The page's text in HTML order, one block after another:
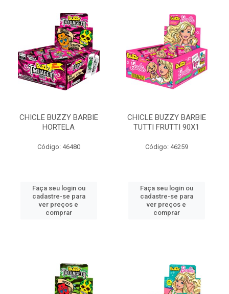
CHICLE BUZZY BARBIE
HORTELA
Código: 46480
Faça seu login ou
cadastre-se para
ver preços e
comprar
CHICLE BUZZY BARBIE
TUTTI FRUTTI 90X1
Código: 46259
Faça seu login ou
cadastre-se para
ver preços e
comprar